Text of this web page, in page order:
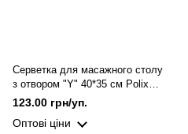
Серветка для масажного столу
з отвором "Y" 40*35 см Polix
PRO&MED (50 шт/пач) зі
спанбонду Колір: Білий, Білий
123.00 грн/уп.
Оптові ціни